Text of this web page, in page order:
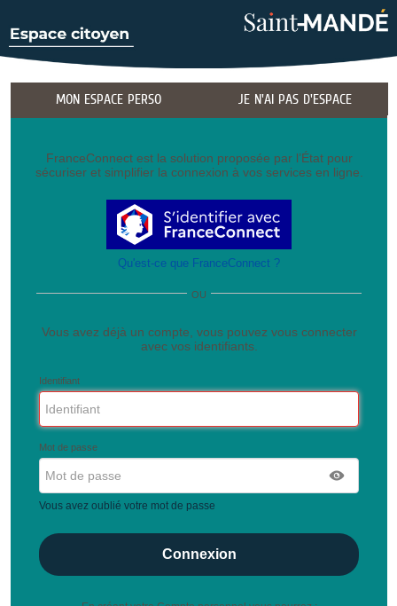
MON ESPACE PERSO JE N'AI PAS D'ESPACE
FranceConnect est la solution proposée par l’État pour
sécuriser et simplifier la connexion à vos services en ligne.
Qu'est-ce que FranceConnect ?
OU
Vous avez déjà un compte, vous pouvez vous connecter
avec vos identifiants.
Identifiant
Mot de passe
Vous avez oublié votre mot de passe